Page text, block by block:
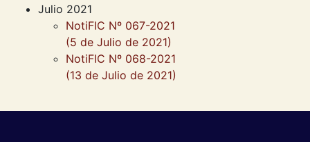
Julio 2021
NotiFIC Nº 067-2021
(5 de Julio de 2021)
NotiFIC Nº 068-2021
(13 de Julio de 2021)